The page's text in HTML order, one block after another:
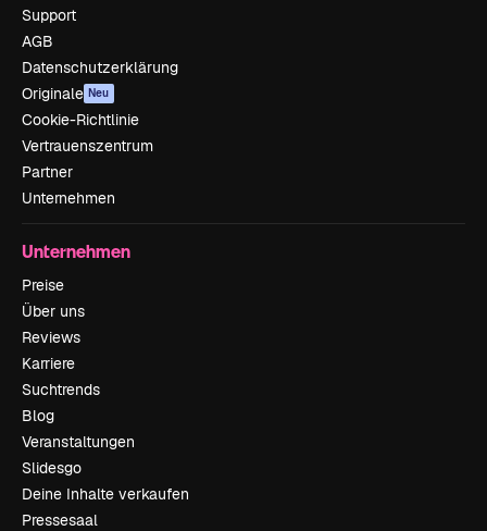
Support
AGB
Datenschutzerklärung
Originale Neu
Cookie-Richtlinie
Vertrauenszentrum
Partner
Unternehmen
Unternehmen
Preise
Über uns
Reviews
Karriere
Suchtrends
Blog
Veranstaltungen
Slidesgo
Deine Inhalte verkaufen
Pressesaal